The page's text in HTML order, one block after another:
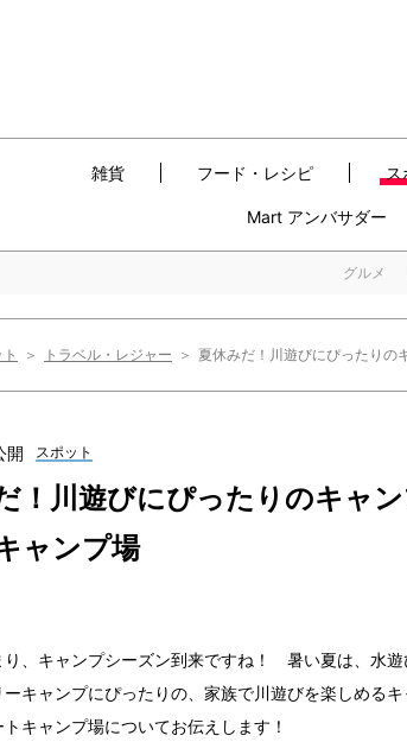
雑貨 フード・レシピ ス
Mart アンバサダー
グルメ
トラベル・レジャー 夏休みだ！川遊びにぴったり
開 スポット
！川遊びにぴったりのキャ
ャンプ場
り、キャンプシーズン到来ですね！ 暑い夏は、水
ーキャンプにぴったりの、家族で川遊びを楽しめる
トキャンプ場についてお伝えします！